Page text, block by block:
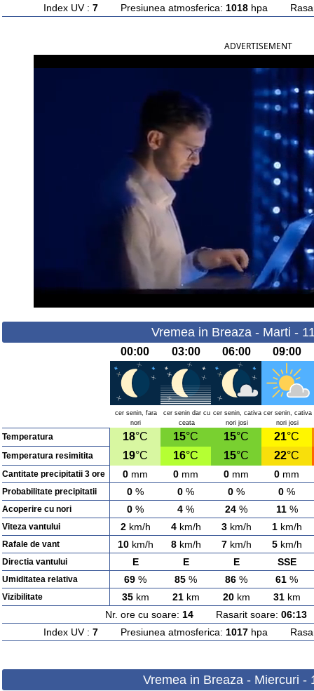
Index UV : 7Presiunea atmosferica: 1018hpa
ADVERTISEMENT
Vremea in Breaza - Marti -
00:00 03:00 06:00 09:00
cer senin, fara
nori
cer senin dar cu
ceata
cer senin, cativa
nori josi
cer senin, cativa
nori josi
Temperatura 18°C 15°C 15°C 21°C
Temperatura resimitita 19°C 16°C 15°C 22°C
Cantitate precipitatii 3 ore 0 mm 0 mm 0 mm 0 mm
Probabilitate precipitatii 0 % 0 % 0 % 0 %
Acoperire cu nori 0 % 4 % 24 % 11%
Viteza vantului 2km/h 4km/h 3km/h 1km/h
Rafale de vant 10km/h 8km/h 7km/h 5km/h
Directia vantului E E E SSE
Umiditatea relativa 69 % 85 % 86 % 61 %
Vizibilitate 35km 21km 20km 31km
Nr. ore cu soare: 14Rasarit soare: 06:13
Index UV : 7Presiunea atmosferica: 1017hpa
Vremea in Breaza - Miercuri -